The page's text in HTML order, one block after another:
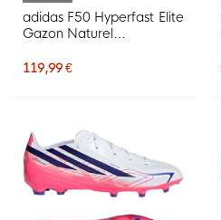
adidas F50 Hyperfast Elite
Gazon Naturel
Enfants Noir Noir Bleu
119,99 €